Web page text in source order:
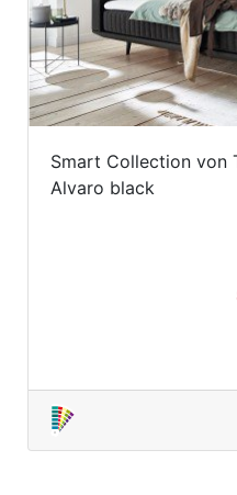
Smart Collection von
Alvaro black